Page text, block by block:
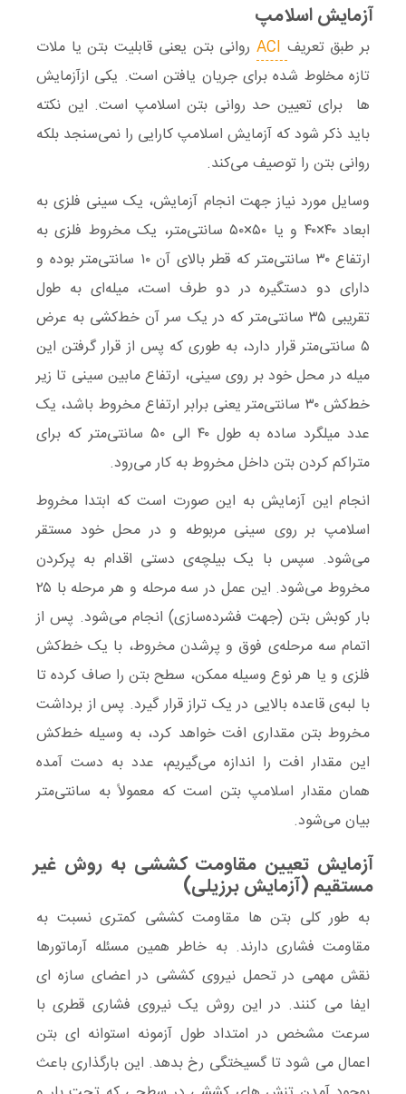
آزمایش اسلامپ
بر طبق تعریف
روانی بتن یعنی قابلیت بتن یا ملات
تازه مخلوط شده برای جریان یافتن است. یکی ازآزمایش
ها برای تعیین حد روانی بتن اسلامپ است. این نکته
باید ذکر شود که آزمایش اسلامپ کارایی را نمی‌سنجد بلکه
روانی بتن را توصیف می‌کند.
وسایل مورد نیاز جهت انجام آزمایش، یک سینی فلزی به
ابعاد ۴۰×۴۰ و یا ۵۰×۵۰ سانتی‌متر، یک مخروط فلزی به
ارتفاع ۳۰ سانتی‌متر که قطر بالای آن ۱۰ سانتی‌متر بوده و
دارای دو دستگیره در دو طرف است، میله‌ای به طول
تقریبی ۳۵ سانتی‌متر که در یک سر آن خط‌کشی به عرض
۵ سانتی‌متر قرار دارد، به طوری که پس از قرار گرفتن این
میله در محل خود بر روی سینی، ارتفاع مابین سینی تا زیر
خط‌کش ۳۰ سانتی‌متر یعنی برابر ارتفاع مخروط باشد، یک
عدد میلگرد ساده به طول ۴۰ الی ۵۰ سانتی‌متر که برای
متراکم کردن بتن داخل مخروط به کار می‌رود.
انجام این آزمایش به این صورت است که ابتدا مخروط
اسلامپ بر روی سینی مربوطه و در محل خود مستقر
می‌شود. سپس با یک بیلچه‌ی دستی اقدام به پرکردن
مخروط می‌شود. این عمل در سه مرحله و هر مرحله با ۲۵
بار کوبش بتن (جهت فشرده‌سازی) انجام می‌شود. پس از
اتمام سه مرحله‌ی فوق و پرشدن مخروط، با یک خط‌کش
فلزی و یا هر نوع وسیله ممکن، سطح بتن را صاف کرده تا
با لبه‌ی قاعده بالایی در یک تراز قرار گیرد. پس از برداشت
مخروط بتن مقداری افت خواهد کرد، به وسیله خط‌کش
این مقدار افت را اندازه می‌گیریم، عدد به دست آمده
همان مقدار اسلامپ بتن است که معمولاً به سانتی‌متر
بیان می‌شود.
آزمایش تعیین مقاومت کششی به روش غیر
مستقیم (آزمایش برزیلی)
به طور کلی بتن ها مقاومت کششی کمتری نسبت به
مقاومت فشاری دارند. به خاطر همین مسئله آرماتورها
نقش مهمی در تحمل نیروی کششی در اعضای سازه ای
ایفا می کنند. در این روش یک نیروی فشاری قطری با
سرعت مشخص در امتداد طول آزمونه استوانه ای بتن
اعمال می شود تا گسیختگی رخ بدهد. این بارگذاری باعث